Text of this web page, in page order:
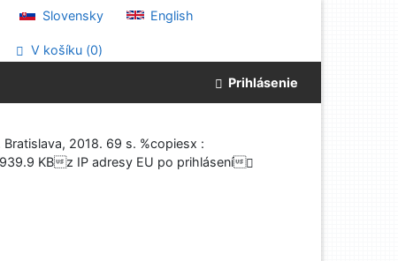
Slovensky English
V košíku (0)
Prihlásenie
2018. 69 s. %copiesx :
KBz IP adresy EU po prihlásení